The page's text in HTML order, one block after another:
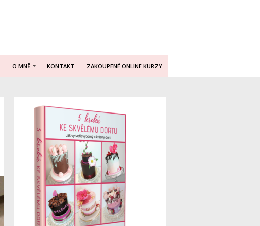
O MNĚ KONTAKT ZAKOUPENÉ ONLINE KURZY